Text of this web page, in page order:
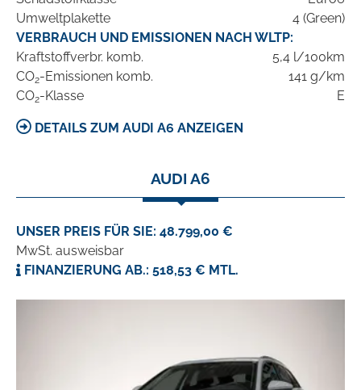
Umweltplakette
4 (Green)
VERBRAUCH UND EMISSIONEN NACH WLTP:
Kraftstoffverbr. komb.
5,4 l/100km
CO2-Emissionen komb.
141 g/km
CO2-Klasse E
DETAILS ZUM AUDI A6 ANZEIGEN
AUDI A6
UNSER PREIS FÜR SIE: 48.799,00 €
MwSt. ausweisbar
FINANZIERUNG AB.: 518,53 € MTL.